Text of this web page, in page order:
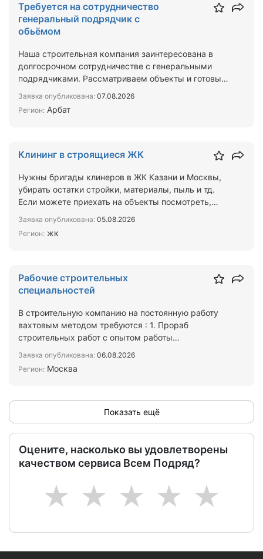
Требуется на сотрудничество
генеральный подрядчик с
обьёмом
Наша строительная компания заинтересована в
долгосрочном сотрудничестве с генеральными
подрядчиками. Рассматриваем объекты и готовы
Заявка опубликована: 07.08.2026
Регион: Арбат
Клининг в строящиеся ЖК
Нужны бригады клинеров в ЖК Казани и Москвы,
убирать остатки стройки, материалы, пыль и тд.
Если можете приехать на объекты посмотреть,
Заявка опубликована: 05.08.2026
Регион: жк
Рабочие строительных
специальностей
В строительную компанию на постоянную работу
вахтовым методом требуются : 1. Прораб
строительных работ с опытом работы
Заявка опубликована: 06.08.2026
Регион: Москва
Показать ещё
Оцените, насколько вы удовлетворены
качеством сервиса Всем Подряд?
5
4
3
2
1